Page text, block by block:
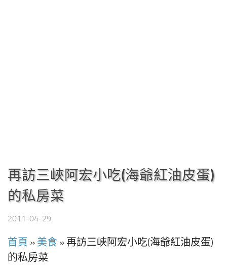
再訪三峽阿宏小吃(海爺紅油皮蛋)
的私房菜
2011-04-29
首頁 » 美食 »再訪三峽阿宏小吃(海爺紅油皮蛋)
的私房菜